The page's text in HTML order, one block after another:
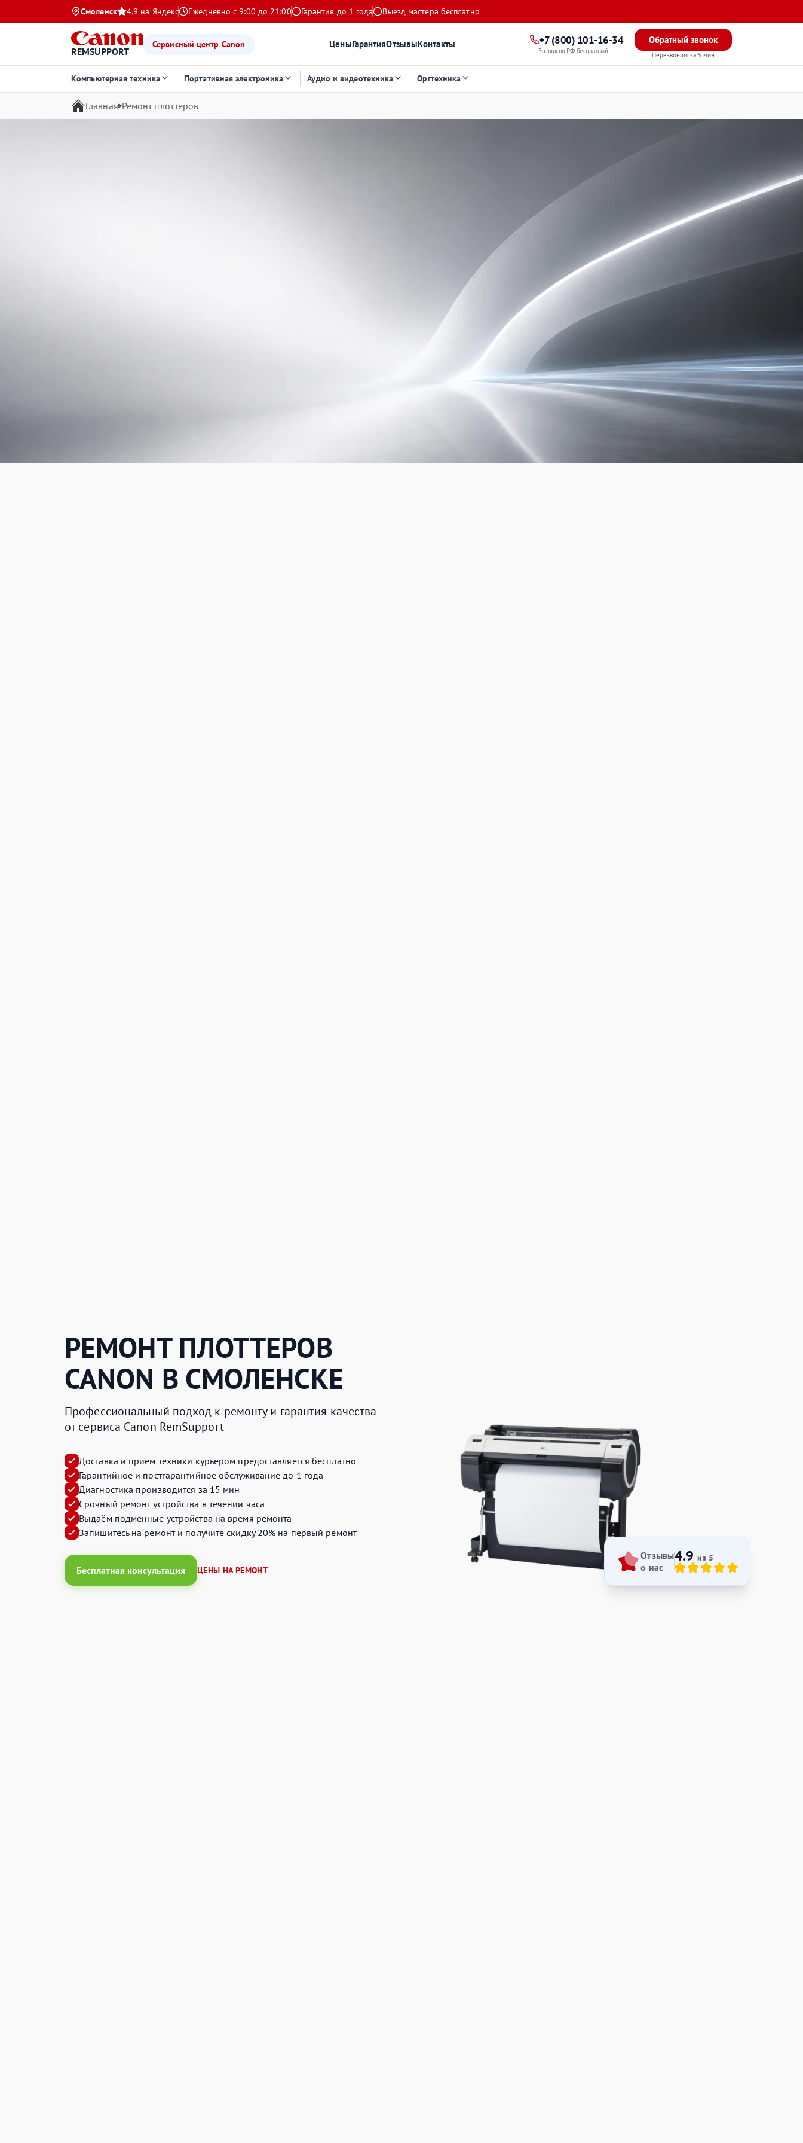
Смоленск 4.9 на Яндекс Ежедневно с 9:00 до 21:00 Гарантия до 1 года Выезд мастера бесплатно
REMSUPPORT
Сервисный центр Canon ЦеныГарантияОтзывыКонтакты +7 (800) 101-16-34
Звонок по РФ бесплатный
Обратный звонок
Перезвоним за 5 мин
Компьютерная техника Портативная электроника Аудио и видеотехника Оргтехника
Главная Ремонт плоттеров
РЕМОНТ ПЛОТТЕРОВ
CANON В СМОЛЕНСКЕ
Профессиональный подход к ремонту и гарантия качества
от сервиса Canon RemSupport
Доставка и приём техники курьером предоставляется бесплатно
Гарантийное и постгарантийное обслуживание до 1 года
Диагностика производится за 15 мин
Срочный ремонт устройства в течении часа
Выдаём подменные устройства на время ремонта
Запишитесь на ремонт и получитескидку 20% на первый ремонт
Бесплатная консультация ЦЕНЫ НА РЕМОНТ
Отзывы
о нас
4.9из 5